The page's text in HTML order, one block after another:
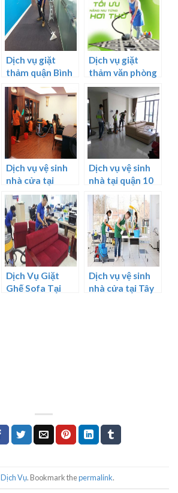
Dịch vụ giặt
thảm quận Bình
Tân
Dịch vụ giặt
thảm văn phòng
chuyên nghiệp
Dịch vụ vệ sinh
nhà cửa tại
Thanh Hóa
Dịch vụ vệ sinh
nhà tại quận 10
tphcm
Dịch Vụ Giặt
Ghế Sofa Tại
Dịch vụ vệ sinh
nhà cửa tại Tây
Dịch Vụ. Bookmark thepermalink.